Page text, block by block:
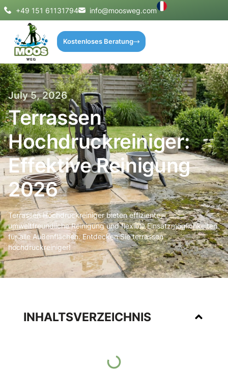
+49 151 61131794 info@moosweg.com
Kostenloses Beratung
July 5, 2026
Terrassen
Hochdruckreiniger:
Effektive Reinigung
2026
Terrassen Hochdruckreiniger bieten effiziente,
umweltfreundliche Reinigung und flexible Einsatzmöglichkeiten
für alle Außenflächen. Entdecken Sie terrassen
hochdruckreiniger!
INHALTSVERZEICHNIS